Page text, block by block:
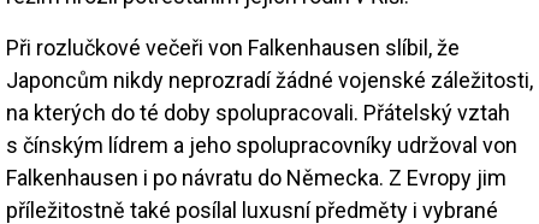
Při rozlučkové večeři von Falkenhausen slíbil, že
Japoncům nikdy neprozradí žádné vojenské záležitosti,
na kterých do té doby spolupracovali. Přátelský vztah
s čínským lídrem a jeho spolupracovníky udržoval von
Falkenhausen i po návratu do Německa. Z Evropy jim
příležitostně také posílal luxusní předměty i vybrané